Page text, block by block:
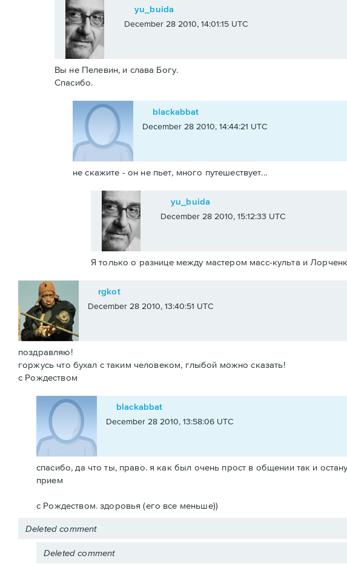
yu_buida
December 28 2010, 14:01:15 UTC
Вы не Пелевин, и слава Богу.
Спасибо.
blackabbat
December 28 2010, 14:44:21 UTC
не скажите - он не пьет, много путешествует...
yu_buida
December 28 2010, 15:12:33 UTC
Я только о разнице между мастером масс-культа и
rgkot
December 28 2010, 13:40:51 UTC
поздравляю!
горжусь что бухал с таким человеком, глыбой можно сказать!
с Рождеством
blackabbat
December 28 2010, 13:58:06 UTC
спасибо, да что ты, право. я как был очень прост в общении так и
прием
с Рождеством. здоровья (его все меньше))
Deleted comment
Deleted comment